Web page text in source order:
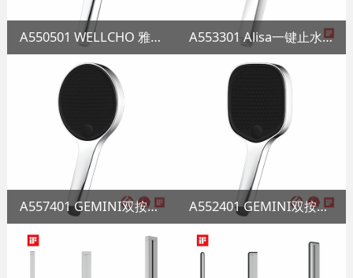
A550501 WELLCHO 雅洁喷枪花洒 A553301 Alisa一键止水花洒
A557401 GEMINI双按钮喷枪花洒 A552401 GEMINI双按钮喷枪花洒